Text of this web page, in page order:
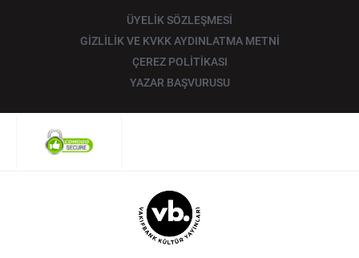
ÜYELİK SÖZLEŞMESİ
GİZLİLİK VE KVKK AYDINLATMA METNİ
ÇEREZ POLİTİKASI
YAZAR BAŞVURUSU